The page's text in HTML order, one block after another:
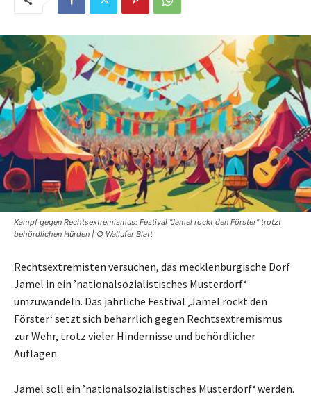
Kampf gegen Rechtsextremismus: Festival "Jamel rockt den Förster" trotzt
behördlichen Hürden | © Wallufer Blatt
Rechtsextremisten versuchen, das mecklenburgische Dorf
Jamel in ein ’nationalsozialistisches Musterdorf‘
umzuwandeln. Das jährliche Festival ‚Jamel rockt den
Förster‘ setzt sich beharrlich gegen Rechtsextremismus
zur Wehr, trotz vieler Hindernisse und behördlicher
Auflagen.
Jamel soll ein ’nationalsozialistisches Musterdorf‘ werden.